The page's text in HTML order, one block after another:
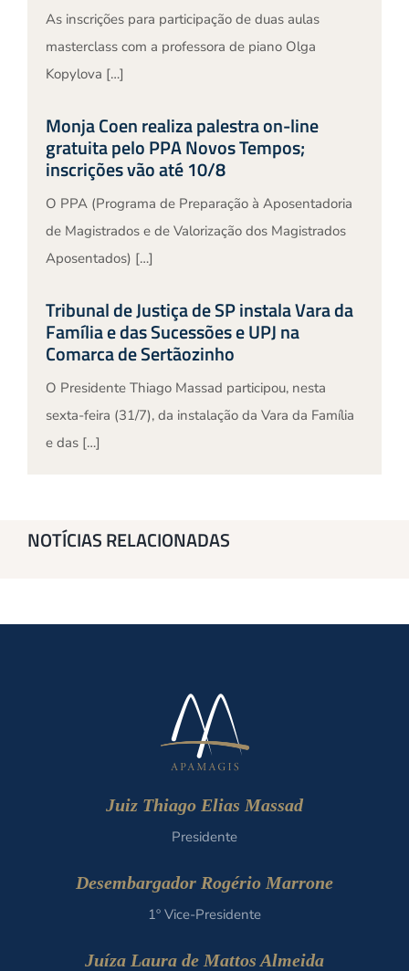
As inscrições para participação de duas aulas
masterclass com a professora de piano Olga
Kopylova […]
Monja Coen realiza palestra on-line
gratuita pelo PPA Novos Tempos;
inscrições vão até 10/8
O PPA (Programa de Preparação à Aposentadoria
de Magistrados e de Valorização dos Magistrados
Aposentados) […]
Tribunal de Justiça de SP instala Vara da
Família e das Sucessões e UPJ na
Comarca de Sertãozinho
O Presidente Thiago Massad participou, nesta
sexta-feira (31/7), da instalação da Vara da Família
e das […]
NOTÍCIAS RELACIONADAS
Juiz Thiago Elias Massad
Presidente
Desembargador Rogério Marrone
1º Vice-Presidente
Juíza Laura de Mattos Almeida